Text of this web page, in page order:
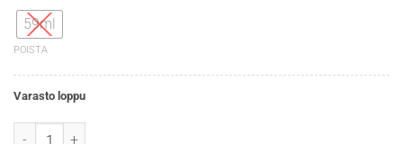
59ml
POISTA
Varasto loppu
Liquitex akryyliguassi 561 Turquoise deep määrä